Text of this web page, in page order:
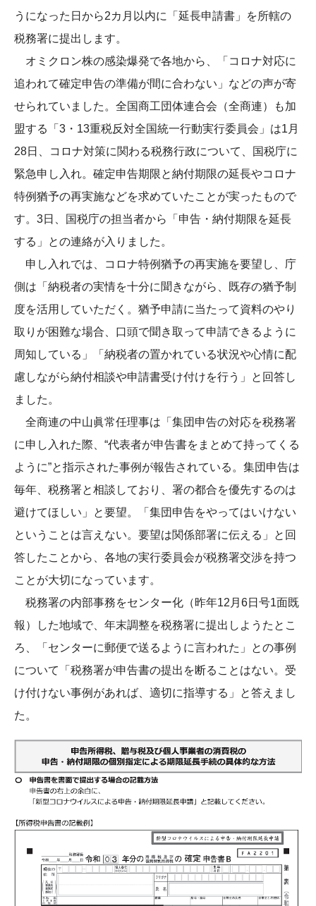
うになった日から2カ月以内に「延長申請書」を所轄の
税務署に提出します。
オミクロン株の感染爆発で各地から、「コロナ対応に
追われて確定申告の準備が間に合わない」などの声が寄
せられていました。全国商工団体連合会（全商連）も加
盟する「3・13重税反対全国統一行動実行委員会」は1月
28日、コロナ対策に関わる税務行政について、国税庁に
緊急申し入れ。確定申告期限と納付期限の延長やコロナ
特例猶予の再実施などを求めていたことが実ったもので
す。3日、国税庁の担当者から「申告・納付期限を延長
する」との連絡が入りました。
申し入れでは、コロナ特例猶予の再実施を要望し、庁
側は「納税者の実情を十分に聞きながら、既存の猶予制
度を活用していただく。猶予申請に当たって資料のやり
取りが困難な場合、口頭で聞き取って申請できるように
周知している」「納税者の置かれている状況や心情に配
慮しながら納付相談や申請書受け付けを行う」と回答し
ました。
全商連の中山眞常任理事は「集団申告の対応を税務署
に申し入れた際、“代表者が申告書をまとめて持ってくる
ように”と指示された事例が報告されている。集団申告は
毎年、税務署と相談しており、署の都合を優先するのは
避けてほしい」と要望。「集団申告をやってはいけない
ということは言えない。要望は関係部署に伝える」と回
答したことから、各地の実行委員会が税務署交渉を持つ
ことが大切になっています。
税務署の内部事務をセンター化（昨年12月6日号1面既
報）した地域で、年末調整を税務署に提出しようたとこ
ろ、「センターに郵便で送るように言われた」との事例
について「税務署が申告書の提出を断ることはない。受
け付けない事例があれば、適切に指導する」と答えまし
た。